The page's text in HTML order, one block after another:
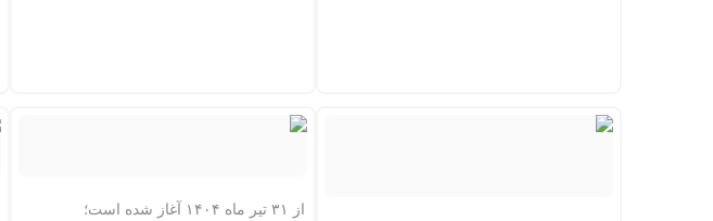
از ۳۱ تیر ماه ۱۴۰۴ آغاز شده است؛